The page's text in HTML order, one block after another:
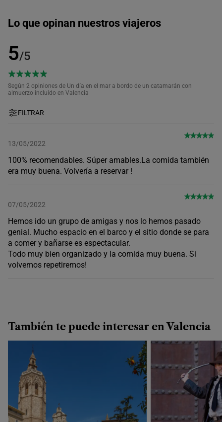
Lo que opinan nuestros viajeros
5/5
Según 2 opiniones de Un día en el mar a bordo de un catamarán con
almuerzo incluido en Valencia
FILTRAR
13/05/2022
100% recomendables. Súper amables.La comida también
era muy buena. Volvería a reservar !
07/05/2022
Hemos ido un grupo de amigas y nos lo hemos pasado
genial. Mucho espacio en el barco y el sitio donde se para
a comer y bañarse es espectacular.
Todo muy bien organizado y la comida muy buena. Si
volvemos repetiremos!
También te puede interesar en Valencia